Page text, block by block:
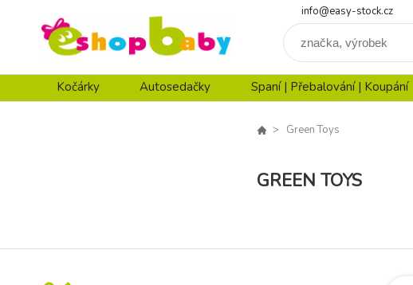
info@easy-stock.cz
Kočárky Autosedačky Spaní | Přebalování | Koupání
Green Toys
GREEN TOYS